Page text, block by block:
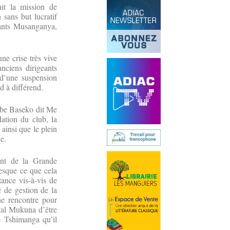
la mission de
sans but lucratif
Musanganya,
crise très vive
dirigeants
suspension
à différend.
Baseko dit Me
du club, la
que le plein
de la Grande
ce que cela
vis-à-vis de
gestion de la
rencontre pour
Mukuna d’être
qu’il